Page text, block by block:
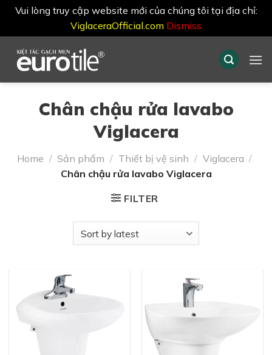
Vui lòng truy cập website mới của chúng tôi tại địa chỉ:
ViglaceraOfficial.com Dismiss
content
Chân chậu rửa lavabo
Viglacera
Home / Sản phẩm / Thiết bị vệ sinh / Viglacera /
Chân chậu rửa lavabo Viglacera
FILTER